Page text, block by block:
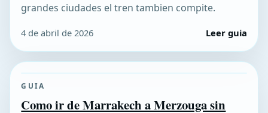
grandes ciudades el tren tambien compite.
4 de abril de 2026 Leer guia
GUIA
Como ir de Marrakech a Merzouga sin